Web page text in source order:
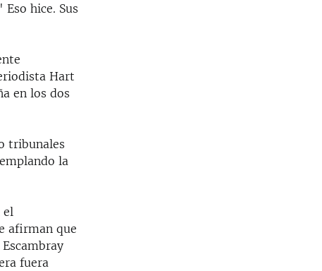
hice. Sus
Hart
en los dos
tribunales
la
el
afirman que
fuera